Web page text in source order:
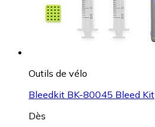
Outils de vélo
Bleedkit BK-80045 Bleed Kit
Dès